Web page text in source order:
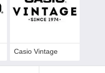
Casio Vintage